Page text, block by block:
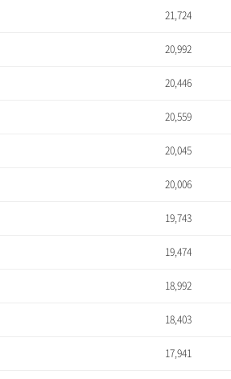
21,724
20,992
20,446
20,559
20,045
20,006
19,743
19,474
18,992
18,403
17,941